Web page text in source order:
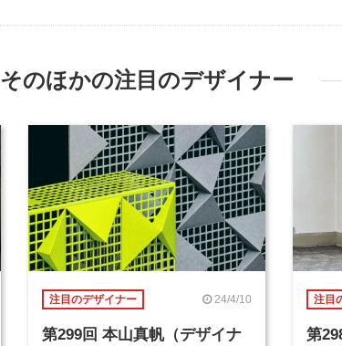
そのほかの注目のデザイナー
注目のデザイナー 24/4/10
第299回 本山真帆（デザイナ
注目
第